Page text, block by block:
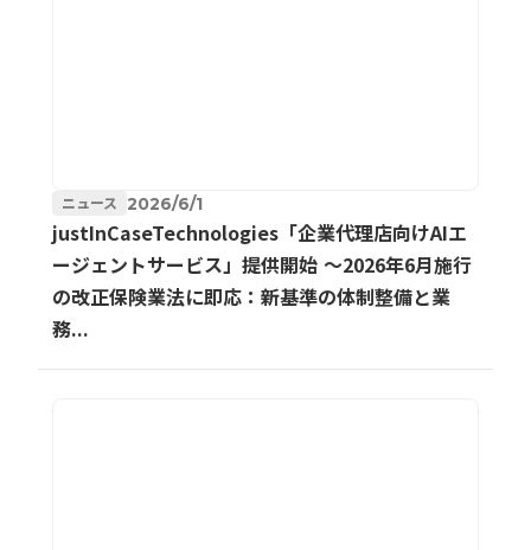
ニュース 2026/6/1
justInCaseTechnologies「企業代理店向けAIエ
ージェントサービス」提供開始 ～2026年6月施行
の改正保険業法に即応：新基準の体制整備と業
務...